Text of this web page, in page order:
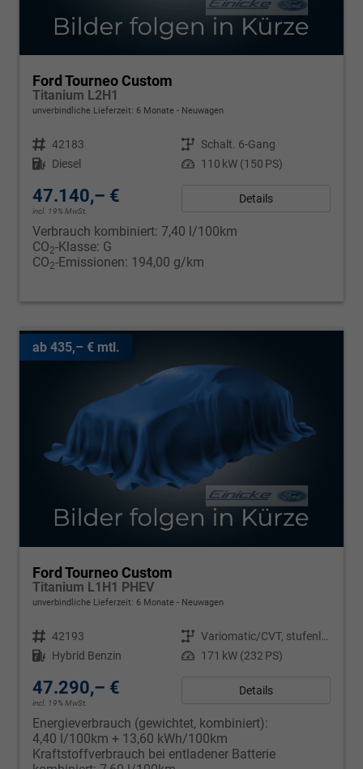
Ford Tourneo Custom
Titanium L2H1
unverbindliche Lieferzeit: 6 Monate Neuwagen
Fahrzeugnr. 42183 Getriebe Schalt. 6-Gang
Kraftstoff Diesel Leistung 110 kW (150 PS)
47.140,– €
incl. 19% MwSt.
Details
Verbrauch kombiniert: 7,40 l/100km
CO2-Klasse: G
CO2-Emissionen: 194,00 g/km
ab 435,– € mtl.
Ford Tourneo Custom
Titanium L1H1 PHEV
unverbindliche Lieferzeit: 6 Monate Neuwagen
Fahrzeugnr. 42193 Getriebe
Variomatic/CVT, stufenlos
Kraftstoff Hybrid Benzin Leistung 171 kW (232 PS)
47.290,– €
incl. 19% MwSt.
Details
Energieverbrauch (gewichtet, kombiniert):
4,40 l/100km + 13,60 kWh/100km
Kraftstoffverbrauch bei entladener Batterie